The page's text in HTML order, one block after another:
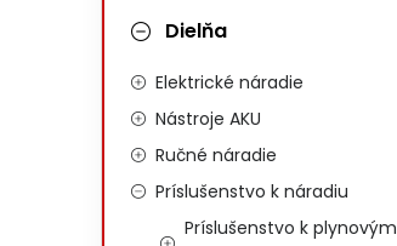
Dielňa
Elektrické náradie
Nástroje AKU
Ručné náradie
Príslušenstvo k náradiu
Príslušenstvo k plynovým